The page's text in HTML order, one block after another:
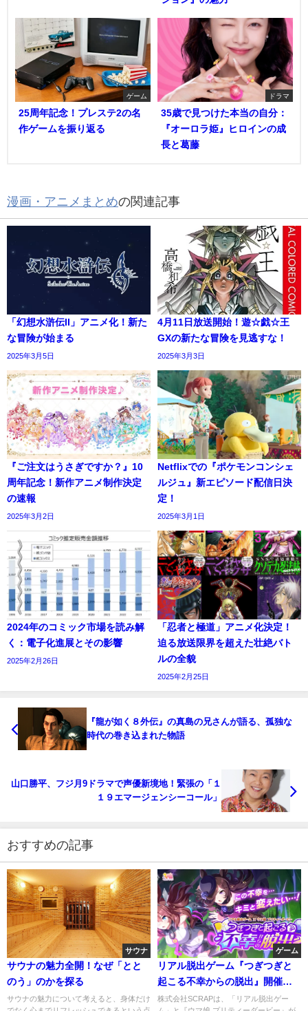
ゲーム
25周年記念！プレステ2の名
作ゲームを振り返る
ドラマ
35歳で見つけた本当の自分：
『オーロラ姫』ヒロインの成
長と葛藤
漫画・アニメまとめの関連記事
「幻想水滸伝II」アニメ化！新た
な冒険が始まる
2025年3月5日
4月11日放送開始！遊☆戯☆王
GXの新たな冒険を見逃すな！
2025年3月3日
『ご注文はうさぎですか？』10
周年記念！新作アニメ制作決定
の速報
2025年3月2日
Netflixでの『ポケモンコンシェ
ルジュ』新エピソード配信日決
定！
2025年3月1日
2024年のコミック市場を読み解
く：電子化進展とその影響
2025年2月26日
「忍者と極道」アニメ化決定！
迫る放送限界を超えた壮絶バト
ルの全貌
2025年2月25日
『龍が如く８外伝』の真島の兄さんが語る、孤独な
時代の巻き込まれた物語
山口勝平、フジ月9ドラマで声優新境地！緊張の「１
１９エマージェンシーコール」
おすすめの記事
サウナ
サウナの魅力全開！なぜ「とと
のう」のかを探る
サウナの魅力について考えると、身体だけ
ゲーム
リアル脱出ゲーム『つぎつぎと
起こる不幸からの脱出』開催！
ウマ娘ファン必見
株式会社SCRAPは、「リアル脱出ゲー